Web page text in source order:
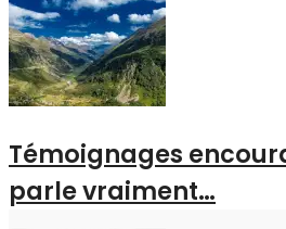
Témoignages
parle vraiment…